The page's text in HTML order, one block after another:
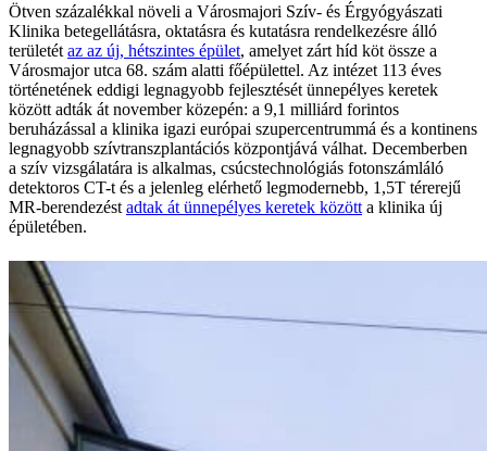
Ötven százalékkal növeli a Városmajori Szív- és Érgyógyászati
Klinika betegellátásra, oktatásra és kutatásra rendelkezésre álló
területét az az új, hétszintes épület, amelyet zárt híd köt össze a
Városmajor utca 68. szám alatti főépülettel. Az intézet 113 éves
történetének eddigi legnagyobb fejlesztését ünnepélyes keretek
között adták át november közepén: a 9,1 milliárd forintos
beruházással a klinika igazi európai szupercentrummá és a kontinens
legnagyobb szívtranszplantációs központjává válhat. Decemberben
a szív vizsgálatára is alkalmas, csúcstechnológiás fotonszámláló
detektoros CT-t és a jelenleg elérhető legmodernebb, 1,5T térerejű
MR-berendezést adtak át ünnepélyes keretek között a klinika új
épületében.